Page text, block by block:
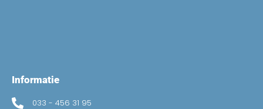
Informatie
033 - 456 31 95